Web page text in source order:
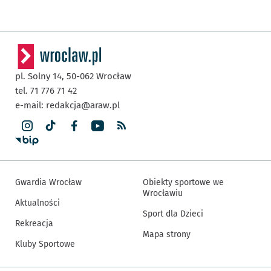
pl. Solny 14, 50-062 Wrocław
tel. 71 776 71 42
e-mail: redakcja@araw.pl
Gwardia Wrocław
Aktualności
Rekreacja
Kluby Sportowe
Obiekty sportowe we
Wrocławiu
Sport dla Dzieci
Mapa strony